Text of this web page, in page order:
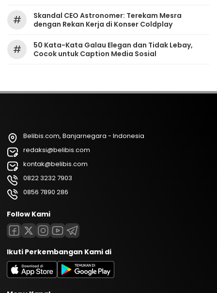
#
Skandal CEO Astronomer: Terekam Mesra
dengan Rekan Kerja di Konser Coldplay
#
50 Kata-Kata Galau Elegan dan Tidak Lebay,
Cocok untuk Caption Media Sosial
Belibis.com, Banjarnegara - Indonesia
redaksi@belibis.com
kontak@belibis.com
0822 3232 7903
0856 7890 286
Follow Kami
Ikuti Perkembangan Kami di